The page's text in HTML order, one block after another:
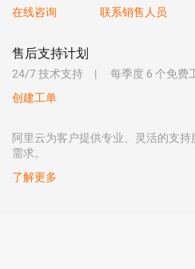
在线咨询
联系销售人员
售后支持计划
24/7 技术支持 每季度 6 个免费
创建工单
阿里云为客户提供专业、灵活的支
需求。
了解更多